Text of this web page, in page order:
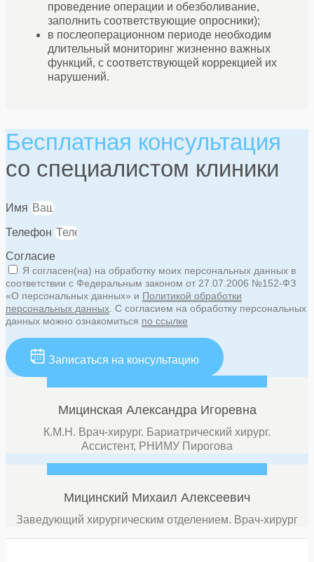
проведение операции и обезболивание,
заполнить соответствующие опросники);
в послеоперационном периоде необходим
длительный мониторинг жизненно важных
функций, с соответствующей коррекцией их
нарушений.
Бесплатная консультация
со специалистом клиники
Имя
Телефон
Согласие
Я согласен(на) на обработку моих персональных данных в
соответствии с Федеральным законом от 27.07.2006 №152-ФЗ
«О персональных данных» и Политикой обработки
персональных данных. С согласием на обработку персональных
данных можно ознакомиться по ссылке
Записаться на консультацию
Мицинская Александра Игоревна
К.М.Н. Врач-хирург. Бариатрический хирург.
Ассистент, РНИМУ Пирогова
Мицинский Михаил Алексеевич
Заведующий хирургическим отделением. Врач-хирург